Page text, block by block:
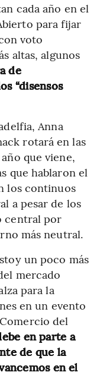
cada año en el
para fijar
voto
altas, algunos
de
“disensos
Anna
rotará en las
que viene,
que hablaron el
los continuos
a pesar de los
central por
más neutral.
un poco más
mercado
para la
en un evento
del
en parte a
de que la
en el